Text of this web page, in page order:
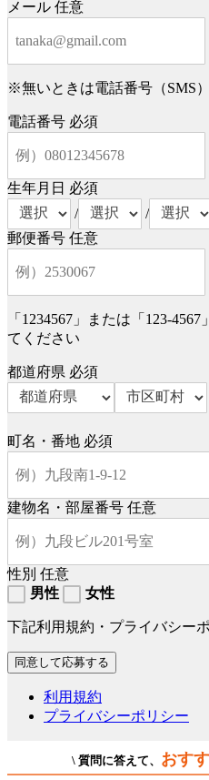
メール 任意
※無いときは電話番号（SMS
電話番号 必須
生年月日 必須
/
/
郵便番号 任意
「1234567」または「123-
てください
都道府県 必須
町名・番地 必須
建物名・部屋番号 任意
性別 任意
男性
女性
下記利用規約・プライバシー
利用規約
プライバシーポリシー
\ 質問に答えて、 おす